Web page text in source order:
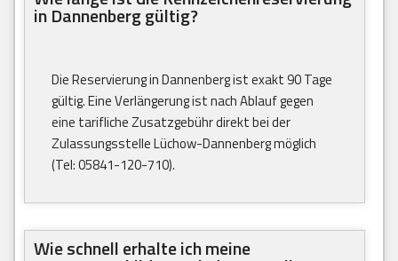
in Dannenberg gültig?
Die Reservierung in Dannenberg ist exakt 90 Tage
gültig. Eine Verlängerung ist nach Ablauf gegen
eine tarifliche Zusatzgebühr direkt bei der
Zulassungsstelle Lüchow-Dannenberg möglich
(Tel: 05841-120-710).
Wie schnell erhalte ich meine